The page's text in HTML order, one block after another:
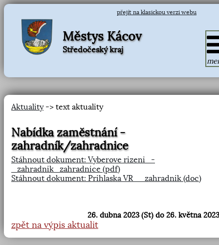
přejít na klasickou verzi webu
Městys Kácov
Středočeský kraj
Aktuality-> text aktuality
Nabídka zaměstnání -
zahradník/zahradnice
Stáhnout dokument: Vyberove rizeni_-
_zahradnik_zahradnice (pdf)
Stáhnout dokument: Prihlaska VR__zahradnik (doc)
26. dubna 2023 (St) do 26. května
zpět na výpis aktualit